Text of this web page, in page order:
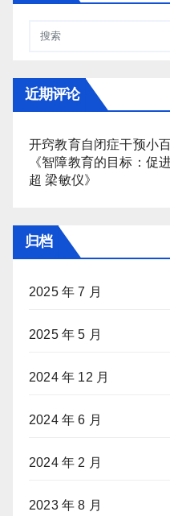
近期评论
开窍教育自闭症干预小
《智障教育的目标：促
超 梁敏仪》
归档
2025 年 7 月
2025 年 5 月
2024 年 12 月
2024 年 6 月
2024 年 2 月
2023 年 8 月